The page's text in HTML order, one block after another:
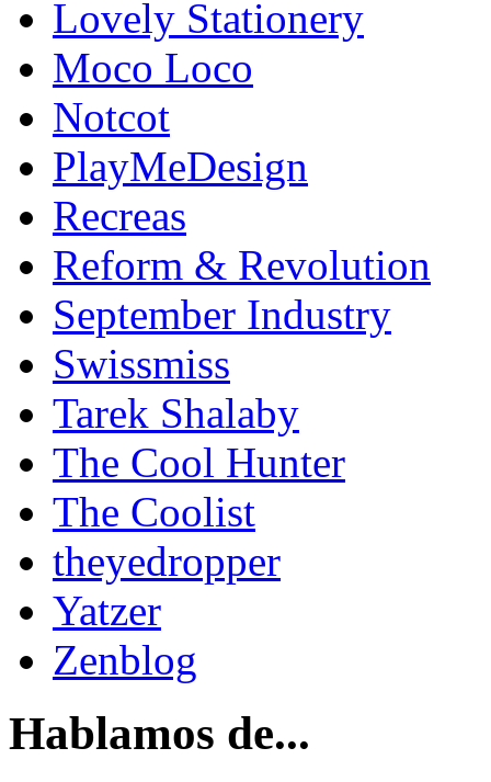
Lovely Stationery
Moco Loco
Notcot
PlayMeDesign
Recreas
Reform & Revolution
September Industry
Swissmiss
Tarek Shalaby
The Cool Hunter
The Coolist
theyedropper
Yatzer
Zenblog
Hablamos de...